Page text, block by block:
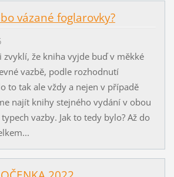
vázané foglarovky?
zvyklí, že kniha vyjde buď v měkké
vazbě, podle rozhodnutí
to tak ale vždy a nejen v případě
najít knihy stejného vydání v obou
vazby. Jak to tedy bylo? Až do